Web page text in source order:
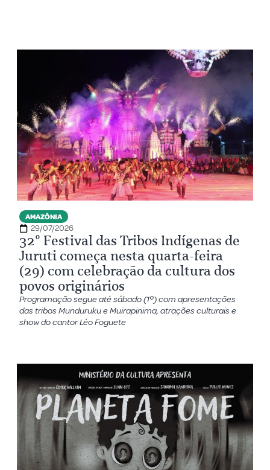
AMAZÔNIA
29/07/2026
32º Festival das Tribos Indígenas de
Juruti começa nesta quarta-feira
(29) com celebração da cultura dos
povos originários
Programação segue até sábado (1º) com apresentações
das tribos Munduruku e Muirapinima, atrações culturais e
show do cantor Léo Foguete